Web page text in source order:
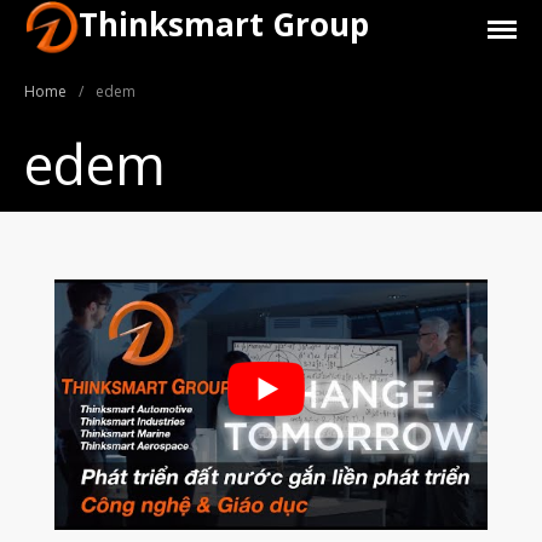
Giới Thiệu
Trang Chủ
Sản Phẩm
Máy In 3D Để Bàn Formlabs U.S.
Máy In 3D SLA Công Nghiệp
Máy in 3D EOS
Máy in 3D nhựa PEEK EXT 220
MED | 3D SYSTEM
Thinksmart Group
Home / edem
edem